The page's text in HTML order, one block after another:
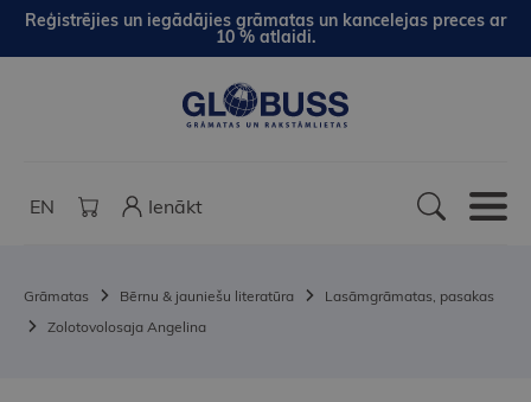
Reģistrējies un iegādājies grāmatas un kancelejas preces ar
10 % atlaidi.
EN Ienākt
Grāmatas Bērnu & jauniešu literatūra
Lasāmgrāmatas, pasakas
Zolotovolosaja Angelina